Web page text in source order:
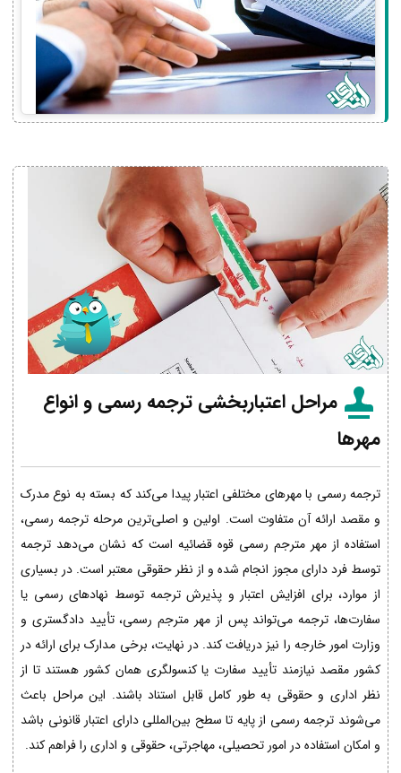
مراحل اعتباربخشی ترجمه رسمی و انواع
مهرها
ترجمه رسمی با مهرهای مختلفی اعتبار پیدا می‌کند که بسته به نوع مدرک
و مقصد ارائه آن متفاوت است. اولین و اصلی‌ترین مرحله ترجمه رسمی،
استفاده از مهر مترجم رسمی قوه قضائیه است که نشان می‌دهد ترجمه
توسط فرد دارای مجوز انجام شده و از نظر حقوقی معتبر است. در بسیاری
از موارد، برای افزایش اعتبار و پذیرش ترجمه توسط نهادهای رسمی یا
سفارت‌ها، ترجمه می‌تواند پس از مهر مترجم رسمی، تأیید دادگستری و
وزارت امور خارجه را نیز دریافت کند. در نهایت، برخی مدارک برای ارائه در
کشور مقصد نیازمند تأیید سفارت یا کنسولگری همان کشور هستند تا از
نظر اداری و حقوقی به طور کامل قابل استناد باشند. این مراحل باعث
می‌شوند ترجمه رسمی از پایه تا سطح بین‌المللی دارای اعتبار قانونی باشد
و امکان استفاده در امور تحصیلی، مهاجرتی، حقوقی و اداری را فراهم کند.